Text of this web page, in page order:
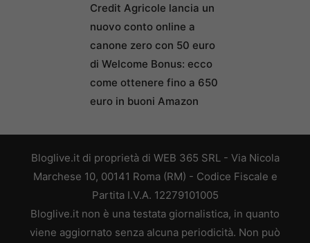
Credit Agricole lancia un
nuovo conto online a
canone zero con 50 euro
di Welcome Bonus: ecco
come ottenere fino a 650
euro in buoni Amazon
Bloglive.it di proprietà di WEB 365 SRL - Via Nicola
Marchese 10, 00141 Roma (RM) - Codice Fiscale e
Partita I.V.A. 12279101005
Bloglive.it non è una testata giornalistica, in quanto
viene aggiornato senza alcuna periodicità. Non può